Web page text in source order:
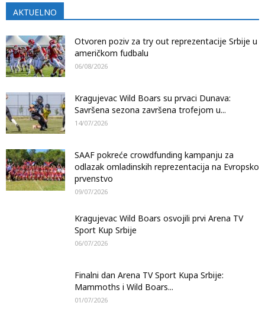
AKTUELNO
Otvoren poziv za try out reprezentacije Srbije u
američkom fudbalu
06/08/2026
Kragujevac Wild Boars su prvaci Dunava:
Savršena sezona završena trofejom u...
14/07/2026
SAAF pokreće crowdfunding kampanju za
odlazak omladinskih reprezentacija na Evropsko
prvenstvo
09/07/2026
Kragujevac Wild Boars osvojili prvi Arena TV
Sport Kup Srbije
06/07/2026
Finalni dan Arena TV Sport Kupa Srbije:
Mammoths i Wild Boars...
01/07/2026